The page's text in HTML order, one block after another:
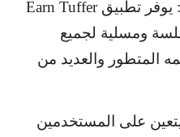
يوفر تطبيقEarn Tuffer
ومسلية لجميع
المتطور والعديد من
على المستخدمين